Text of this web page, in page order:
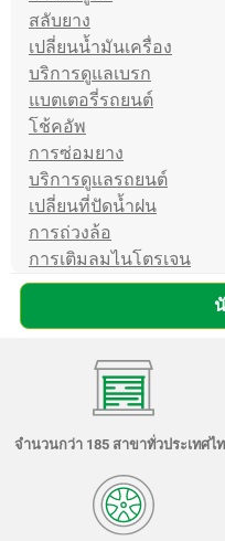
สลับยาง
เปลี่ยนน้ำมันเครื่อง
บริการดูแลเบรก
แบตเตอรี่รถยนต์
โช้คอัพ
การซ่อมยาง
บริการดูแลรถยนต์
เปลี่ยนที่ปัดน้ำฝน
การถ่วงล้อ
การเติมลมไนโตรเจน
จำนวนกว่า 185 สาขาทั่วประเทศไ